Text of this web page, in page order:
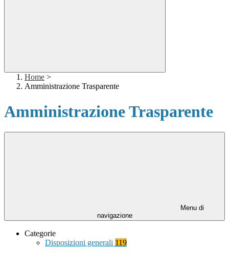
Home >
Amministrazione Trasparente
Amministrazione Trasparente
Menu di
navigazione
Categorie
Disposizioni generali 119